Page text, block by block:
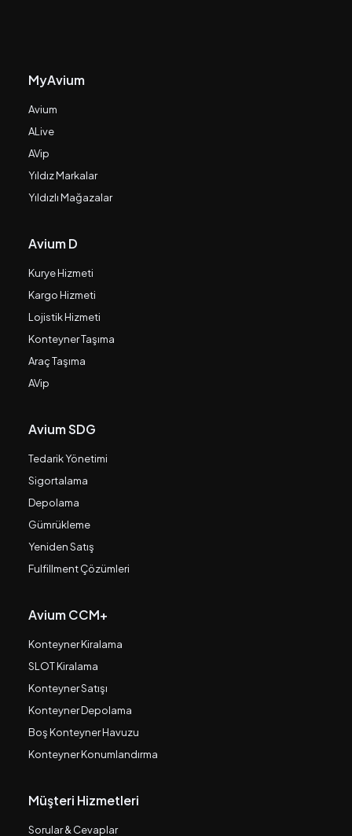
MyAvium
Avium
ALive
AVip
Yıldız Markalar
Yıldızlı Mağazalar
Avium D
Kurye Hizmeti
Kargo Hizmeti
Lojistik Hizmeti
Konteyner Taşıma
Araç Taşıma
AVip
Avium SDG
Tedarik Yönetimi
Sigortalama
Depolama
Gümrükleme
Yeniden Satış
Fulfillment Çözümleri
Avium CCM+
Konteyner Kiralama
SLOT Kiralama
Konteyner Satışı
Konteyner Depolama
Boş Konteyner Havuzu
Konteyner Konumlandırma
Müşteri Hizmetleri
Sorular & Cevaplar